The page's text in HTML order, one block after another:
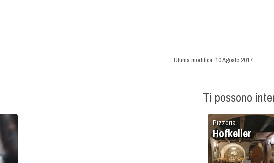
Ultima modifica: 10 Agosto 2017
Ti possono
Pizzeria
Hofkeller